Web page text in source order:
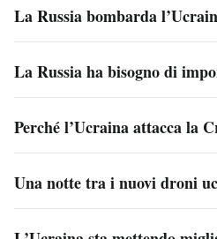
La Russia bombarda
La Russia ha bisogno di
Perché l’Ucraina attacca la
Una notte tra i nuovi droni